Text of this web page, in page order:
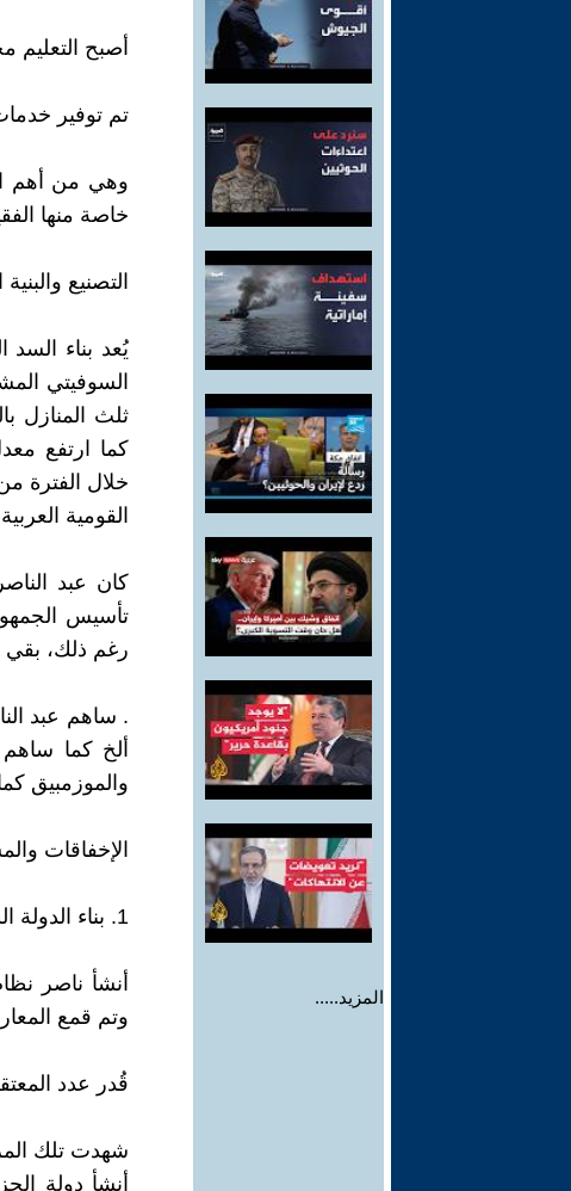
المزيد.....
أصبح التعليم
تم توفير
وهي من أهم
خاصة منها
التصنيع والبنية
ثلث المنازل
خلال الفترة من 1952 إلى
القومية
كان عبد
رغم ذلك، بقي
. ساهم عبد
ألخ كما ساهم
والموزمبيق
الإخفاقات
1. بناء الدولة السلطوية
وتم قمع
قُدر عدد المعتقلين
شهدت تلك
أنشأ دولة